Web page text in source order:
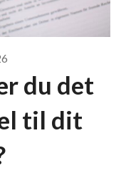
du det
til dit